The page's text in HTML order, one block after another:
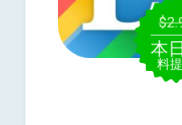
本日
料